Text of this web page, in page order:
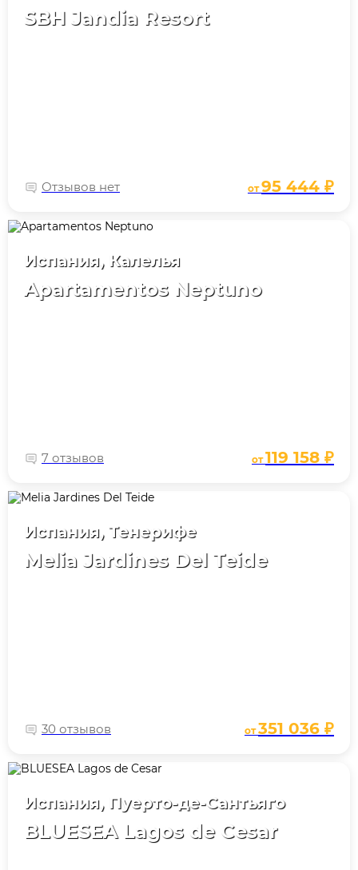
SBH Jandia Resort
Отзывов нет от95 444 ₽
Испания, Калелья
Apartamentos Neptuno
7 отзывов от119 158 ₽
Испания, Тенерифе
Melia Jardines Del Teide
30 отзывов от351 036 ₽
Испания, Пуерто-де-Сантьяго
BLUESEA Lagos de Cesar